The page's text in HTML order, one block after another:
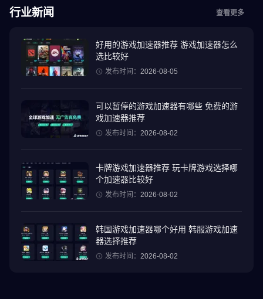
扩大和装饰您的农场。建造不同的美丽建筑和工厂。饲养可爱的家
交换物品并出售你的农产品。
激动人心的气球比赛和史诗般的活动、主题季节和许多其他带有宝
Farmington特色
品的产量并与其他农民竞争。
🌴 天堂度假村。为游客提供服务，打造你梦想中的度假村！改善和
加快您的旅游服务以获取更多的金币和经验。
🏠 商店。市民们会来这里购买你的农产品。可以通过出售商品赚取
游戏内金币和经验值。
行业新闻 查看更多
好用的游戏加速器推荐 游戏加速器怎么
选比较好
发布时间： 2026-08-05
可以暂停的游戏加速器有哪些 免费的游
戏加速器推荐
发布时间： 2026-08-02
卡牌游戏加速器推荐 玩卡牌游戏选择哪
个加速器比较好
发布时间： 2026-08-02
韩国游戏加速器哪个好用 韩服游戏加速
器选择推荐
发布时间： 2026-08-02